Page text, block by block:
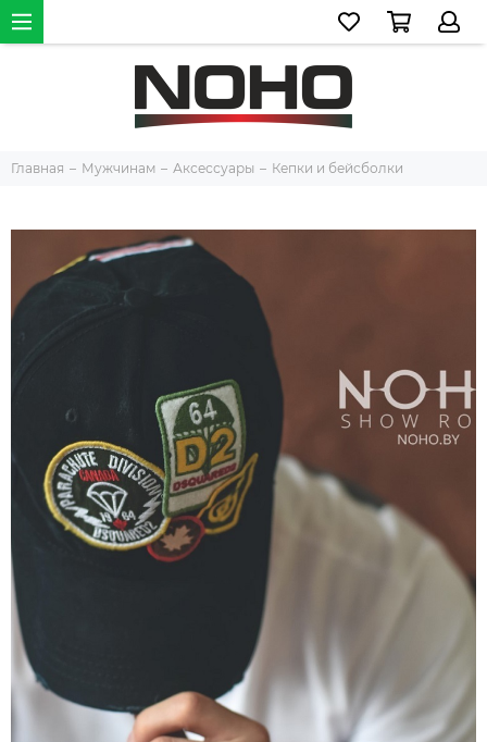
Главная Мужчинам Аксессуары Кепки и бейсболки